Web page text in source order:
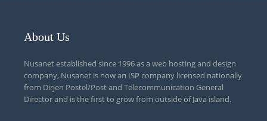
About Us
Nusanet established since 1996 as a web hosting and design
company, Nusanet is now an ISP company licensed nationally
from Dirjen Postel/Post and Telecommunication General
Director and is the first to grow from outside of Java island.